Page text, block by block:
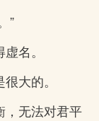
”
名。
大的。
，无法对君平